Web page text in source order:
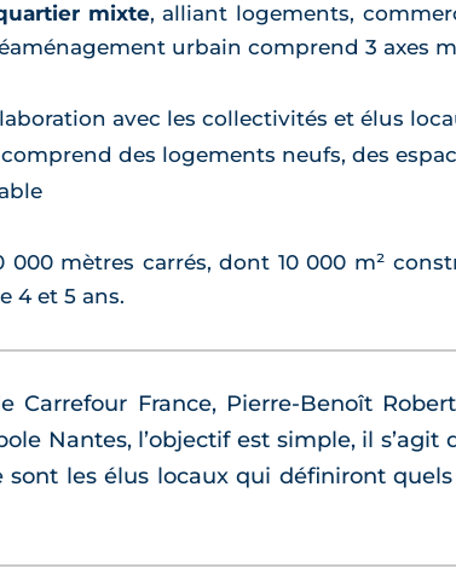
mixte, alliant logements,
urbain comprend 3 axes
avec les collectivités et élus
des logements neufs, des
000 mètres carrés, dont 10 000 m²
4 et 5 ans.
Carrefour France, Pierre-Benoît
Nantes, l’objectif est simple, il
les élus locaux qui définiront